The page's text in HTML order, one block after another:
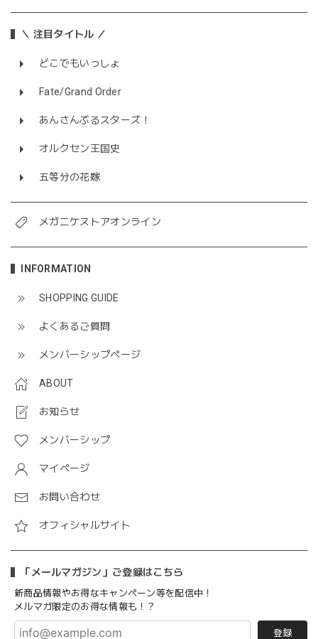
＼ 注目タイトル ／
どこでもいっしょ
Fate/Grand Order
あんさんぶるスターズ！
オルクセン王国史
五等分の花嫁
メガニケストアオンライン
INFORMATION
SHOPPING GUIDE
よくあるご質問
メンバーシップページ
ABOUT
お知らせ
メンバーシップ
マイページ
お問い合わせ
オフィシャルサイト
「メールマガジン」ご登録はこちら
新商品情報やお得なキャンペーン等を配信中！
メルマガ限定のお得な情報も！？
登録